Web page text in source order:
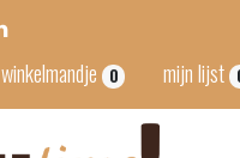
winkelmandje 0 mijn lijst